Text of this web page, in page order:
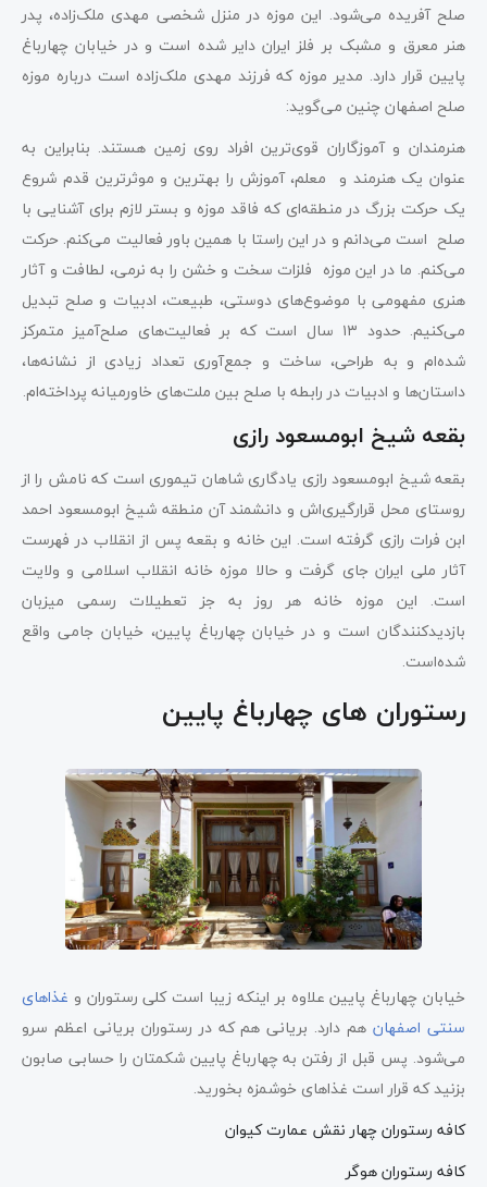
صلح آفریده می‌شود. این موزه در منزل شخصی مهدی ملک‌زاده، پدر
هنر معرق و مشبک بر فلز ایران دایر شده است و در خیابان چهارباغ
پایین قرار دارد. مدیر موزه که فرزند مهدی ملک‌زاده است درباره موزه
صلح اصفهان چنین می‌گوید:
هنرمندان و آموزگاران قوی‌ترین افراد روی زمین هستند. بنابراین به
عنوان یک هنرمند و معلم، آموزش را بهترین و موثرترین قدم شروع
یک حرکت بزرگ در منطقه‌ای که فاقد موزه و بستر لازم برای آشنایی با
صلح است می‌دانم و در این راستا با همین باور فعالیت می‌کنم. حرکت
می‌کنم. ما در این موزه فلزات سخت و خشن را به نرمی، لطافت و آثار
هنری مفهومی با موضوع‌های دوستی، طبیعت، ادبیات و صلح تبدیل
می‌کنیم. حدود ۱۳ سال است که بر فعالیت‌های صلح‌آمیز متمرکز
شده‌ام و به طراحی، ساخت و جمع‌آوری تعداد زیادی از نشانه‌ها،
داستان‌ها و ادبیات در رابطه با صلح بین ملت‌های خاورمیانه پرداخته‌ام.
بقعه شیخ ابومسعود رازی
بقعه شیخ ابومسعود رازی یادگاری شاهان تیموری است که نامش را از
روستای محل قرارگیری‌اش و دانشمند آن منطقه شیخ ابومسعود احمد
ابن فرات رازی گرفته است. این خانه و بقعه پس از انقلاب در فهرست
آثار ملی ایران جای گرفت و حالا موزه خانه انقلاب اسلامی و ولایت
است. این موزه خانه هر روز به جز تعطیلات رسمی میزبان
بازدیدکنندگان است و در خیابان چهارباغ پایین، خیابان جامی واقع
شده‌است.
رستوران‌ های چهارباغ پایین
خیابان چهارباغ پایین علاوه بر اینکه زیبا است کلی رستوران و غذاهای
سنتی اصفهانهم دارد. بریانی هم که در رستوران‌ بریانی اعظم سرو
می‌شود. پس قبل از رفتن به چهارباغ پایین شکمتان را حسابی صابون
بزنید که قرار است غذاهای خوشمزه بخورید.
کافه رستوران چهار نقش عمارت کیوان
کافه رستوران هوگر